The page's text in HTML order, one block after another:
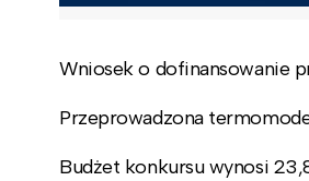
Wniosek o dofinansowanie
Przeprowadzona
Budżet konkursu wynosi